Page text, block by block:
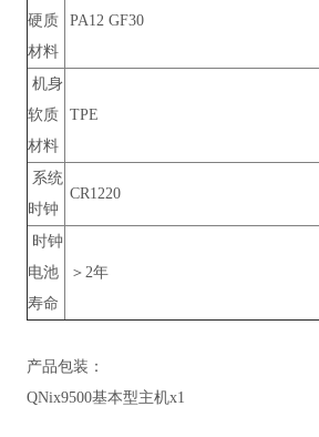
硬质
材料
PA12 GF30
机身
软质
材料
TPE
系统
时钟
CR1220
时钟
电池
寿命
＞2年
产品包装：
QNix9500基本型主机x1